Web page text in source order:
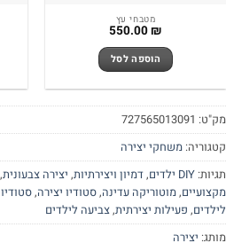
מטבחי עץ
550.00₪
הוספה לסל
מק"ט: 727565013091
קטגוריה: משחקי יצירה
תגיות: DIY ילדים ,דמיון ויצירתיות, יצירה צבעונית,
מקצועיים,מוטוריקה עדינה,סטודיו יצירה,
לילדים, פעילות יצירתית,צביעה לילדים
מותג: יצירה